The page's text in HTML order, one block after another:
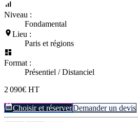
Niveau :
Fondamental
Lieu :
Paris et régions
Format :
Présentiel / Distanciel
2 090€ HT
Choisir et réserverDemander un devis